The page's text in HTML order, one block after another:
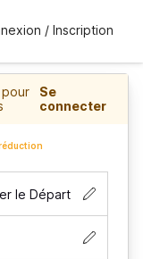
/ Inscription
Se
connecter
le Départ